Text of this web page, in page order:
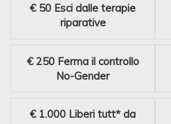
€ 50 Esci dalle terapie
riparative
€ 250 Ferma il controllo
No-Gender
€ 1.000 Liberi tutt* da